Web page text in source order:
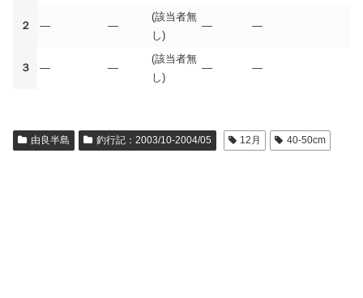
２ — —
(該当者無
し)
— —
３ — —
(該当者無
し)
— —
由良半島 釣行記：2003/10-2004/05 12月 40-50cm